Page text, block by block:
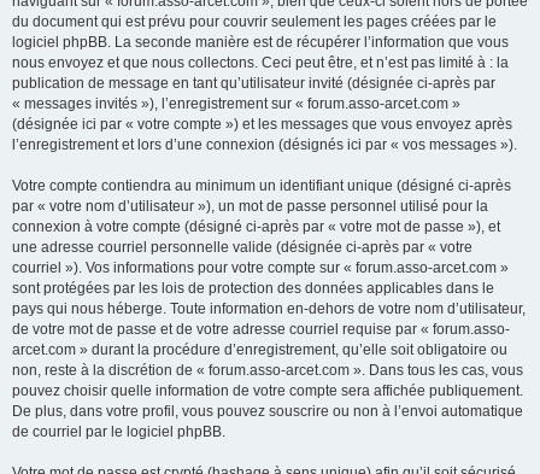
du document qui est prévu pour couvrir seulement les pages créées par le
logiciel phpBB. La seconde manière est de récupérer l’information que vous
nous envoyez et que nous collectons. Ceci peut être, et n’est pas limité à : la
publication de message en tant qu’utilisateur invité (désignée ci-après par
« messages invités »), l’enregistrement sur « forum.asso-arcet.com »
(désignée ici par « votre compte ») et les messages que vous envoyez après
l’enregistrement et lors d’une connexion (désignés ici par « vos messages »).
Votre compte contiendra au minimum un identifiant unique (désigné ci-après
par « votre nom d’utilisateur »), un mot de passe personnel utilisé pour la
connexion à votre compte (désigné ci-après par « votre mot de passe »), et
une adresse courriel personnelle valide (désignée ci-après par « votre
courriel »). Vos informations pour votre compte sur « forum.asso-arcet.com »
sont protégées par les lois de protection des données applicables dans le
pays qui nous héberge. Toute information en-dehors de votre nom d’utilisateur,
de votre mot de passe et de votre adresse courriel requise par « forum.asso-
arcet.com » durant la procédure d’enregistrement, qu’elle soit obligatoire ou
non, reste à la discrétion de « forum.asso-arcet.com ». Dans tous les cas, vous
pouvez choisir quelle information de votre compte sera affichée publiquement.
De plus, dans votre profil, vous pouvez souscrire ou non à l’envoi automatique
de courriel par le logiciel phpBB.